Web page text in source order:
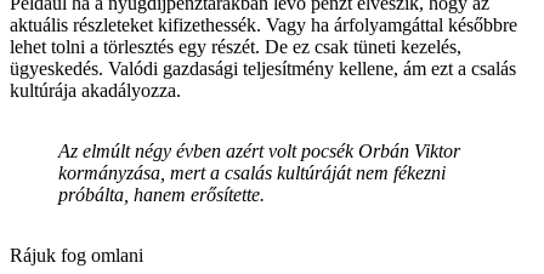
aktuális részleteket kifizethessék. Vagy ha árfolyamgáttal későbbre
lehet tolni a törlesztés egy részét. De ez csak tüneti kezelés,
ügyeskedés. Valódi gazdasági teljesítmény kellene, ám ezt a csalás
kultúrája akadályozza.
Az elmúlt négy évben azért volt pocsék Orbán Viktor
kormányzása, mert a csalás kultúráját nem fékezni
próbálta, hanem erősítette.
Rájuk fog omlani